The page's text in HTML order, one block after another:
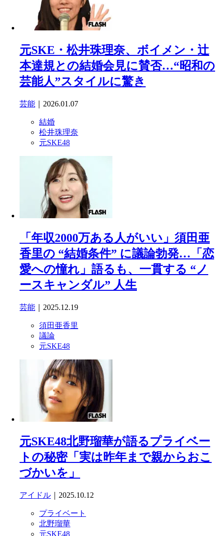
元SKE・松井珠理奈、ボイメン・辻
本達規との結婚会見に賛否…“昭和の
芸能人”スタイルに驚き
芸能 ｜2026.01.07
結婚
松井珠理奈
元SKE48
「年収2000万ある人がいい」須田亜
香里の “結婚条件” に議論勃発…「恋
愛への憧れ」語るも、一貫する “ノ
ースキャンダル” 人生
芸能 ｜2025.12.19
須田亜香里
議論
元SKE48
元SKE48北野瑠華が語るプライベー
トの秘密「実は昨年まで親からおこ
づかいを」
アイドル ｜2025.10.12
プライベート
北野瑠華
元SKE48